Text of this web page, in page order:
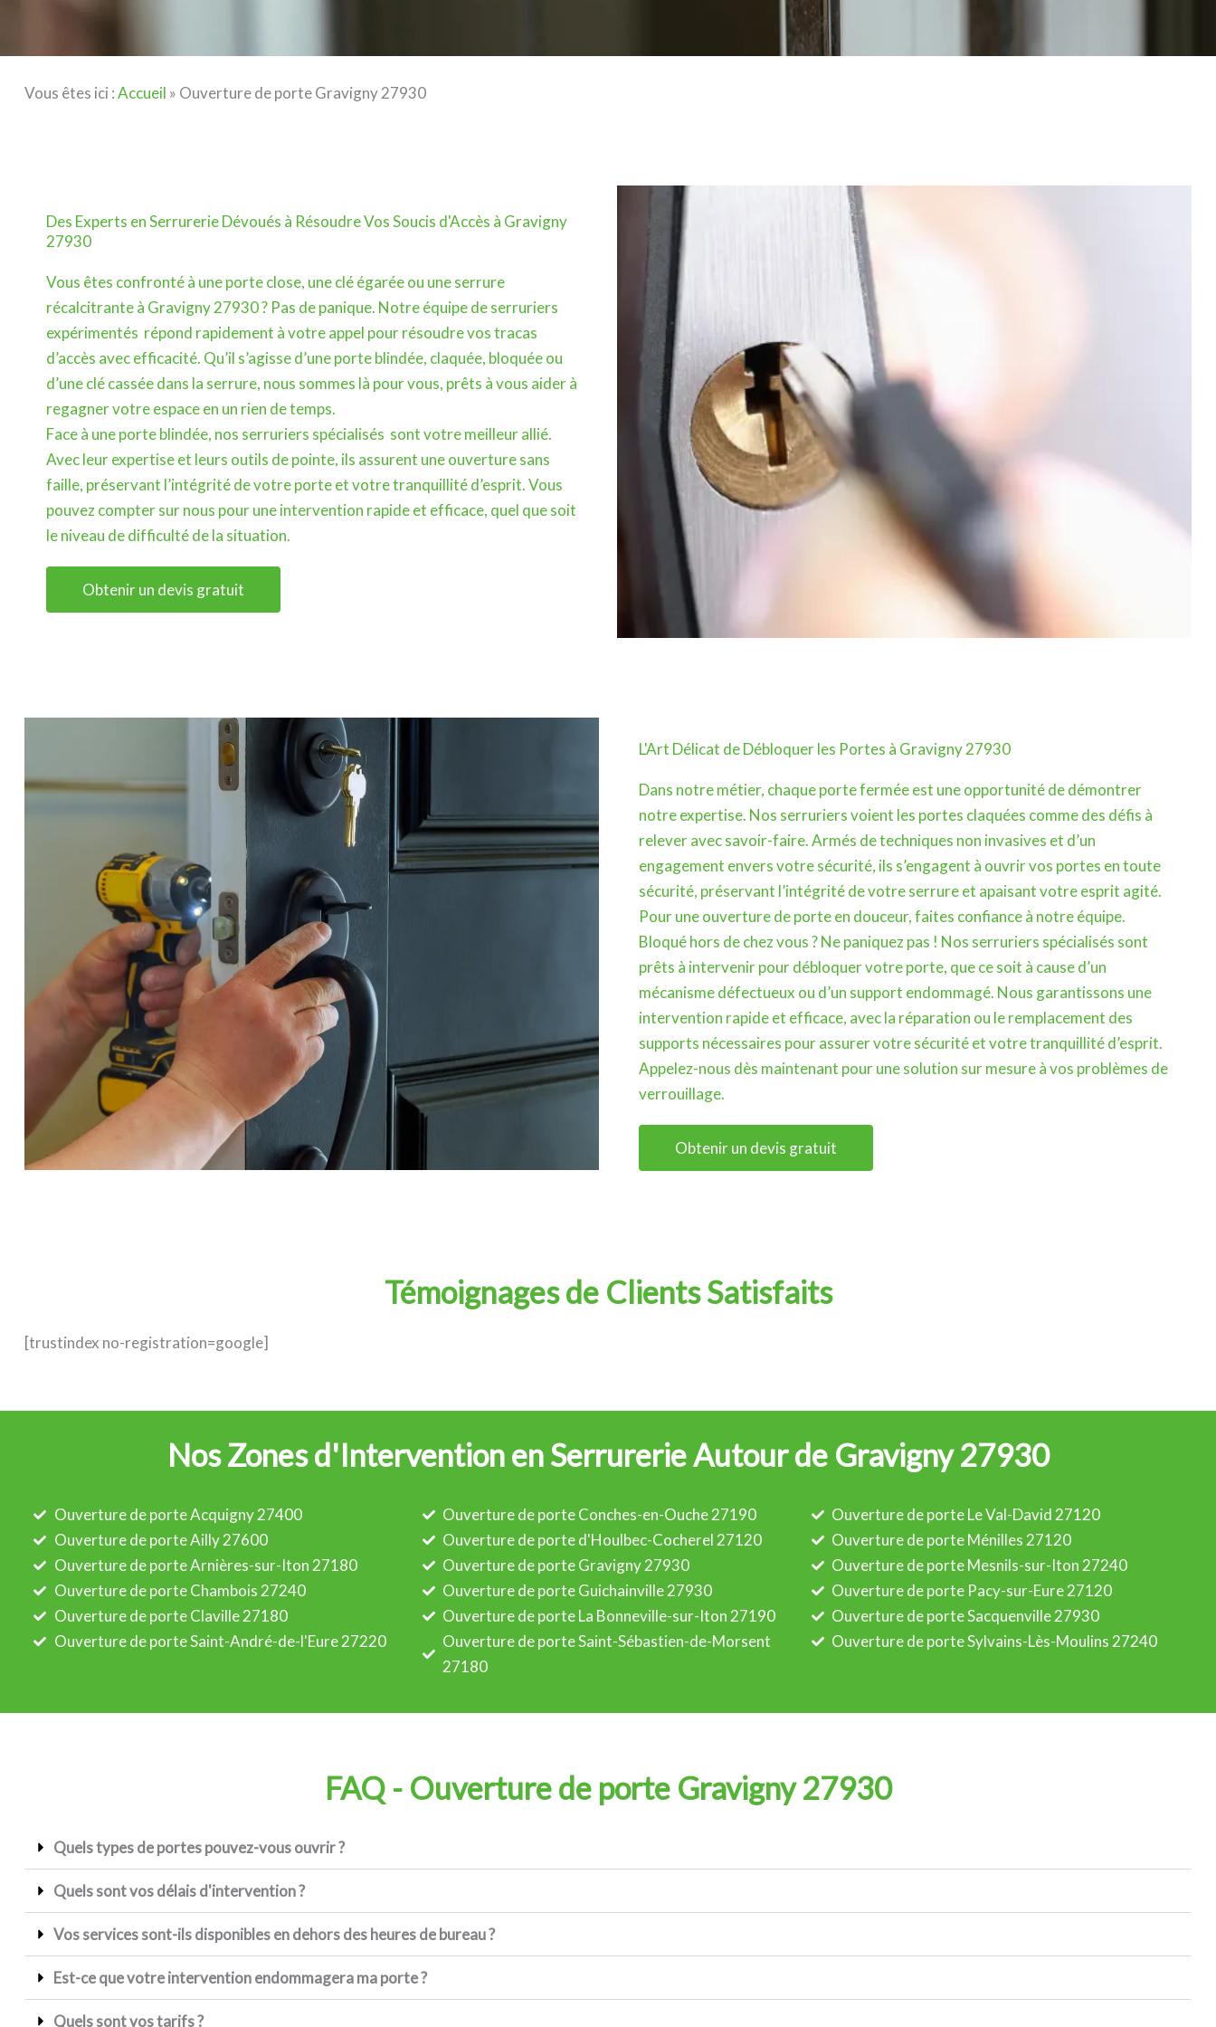
Vous êtes ici :Accueil » Ouverture de porte Gravigny 27930
Des Experts en Serrurerie Dévoués à Résoudre Vos Soucis d'Accès à Gravigny
27930
Vous êtes confronté à une porte close, une clé égarée ou une serrure
récalcitrante à Gravigny 27930 ? Pas de panique. Notre équipe de serruriers
expérimentés répond rapidement à votre appel pour résoudre vos tracas
d’accès avec efficacité. Qu’il s’agisse d’une porte blindée, claquée, bloquée ou
d’une clé cassée dans la serrure, nous sommes là pour vous, prêts à vous aider à
regagner votre espace en un rien de temps.
Face à une porte blindée, nos serruriers spécialisés sont votre meilleur allié.
Avec leur expertise et leurs outils de pointe, ils assurent une ouverture sans
faille, préservant l’intégrité de votre porte et votre tranquillité d’esprit. Vous
pouvez compter sur nous pour une intervention rapide et efficace, quel que soit
le niveau de difficulté de la situation.
Obtenir un devis gratuit
L'Art Délicat de Débloquer les Portes à Gravigny 27930
Dans notre métier, chaque porte fermée est une opportunité de démontrer
notre expertise. Nos serruriers voient les portes claquées comme des défis à
relever avec savoir-faire. Armés de techniques non invasives et d’un
engagement envers votre sécurité, ils s’engagent à ouvrir vos portes en toute
sécurité, préservant l’intégrité de votre serrure et apaisant votre esprit agité.
Pour une ouverture de porte en douceur, faites confiance à notre équipe.
Bloqué hors de chez vous ? Ne paniquez pas ! Nos serruriers spécialisés sont
prêts à intervenir pour débloquer votre porte, que ce soit à cause d’un
mécanisme défectueux ou d’un support endommagé. Nous garantissons une
intervention rapide et efficace, avec la réparation ou le remplacement des
supports nécessaires pour assurer votre sécurité et votre tranquillité d’esprit.
Appelez-nous dès maintenant pour une solution sur mesure à vos problèmes de
verrouillage.
Obtenir un devis gratuit
Témoignages de Clients Satisfaits
[trustindex no-registration=google]
Nos Zones d'Intervention en Serrurerie Autour de Gravigny 27930
Ouverture de porte Acquigny 27400
Ouverture de porte Ailly 27600
Ouverture de porte Arnières-sur-Iton 27180
Ouverture de porte Chambois 27240
Ouverture de porte Claville 27180
Ouverture de porte Saint-André-de-l'Eure 27220
Ouverture de porte Conches-en-Ouche 27190
Ouverture de porte d'Houlbec-Cocherel 27120
Ouverture de porte Gravigny 27930
Ouverture de porte Guichainville 27930
Ouverture de porte La Bonneville-sur-Iton 27190
Ouverture de porte Saint-Sébastien-de-Morsent
27180
Ouverture de porte Le Val-David 27120
Ouverture de porte Ménilles 27120
Ouverture de porte Mesnils-sur-Iton 27240
Ouverture de porte Pacy-sur-Eure 27120
Ouverture de porte Sacquenville 27930
Ouverture de porte Sylvains-Lès-Moulins 27240
FAQ - Ouverture de porte Gravigny 27930
Quels types de portes pouvez-vous ouvrir ?
Quels sont vos délais d'intervention ?
Vos services sont-ils disponibles en dehors des heures de bureau ?
Est-ce que votre intervention endommagera ma porte ?
Quels sont vos tarifs ?